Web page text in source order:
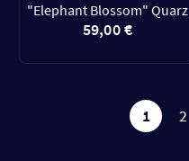
"Elephant Blossom" Quarz
59,00 €
1 2